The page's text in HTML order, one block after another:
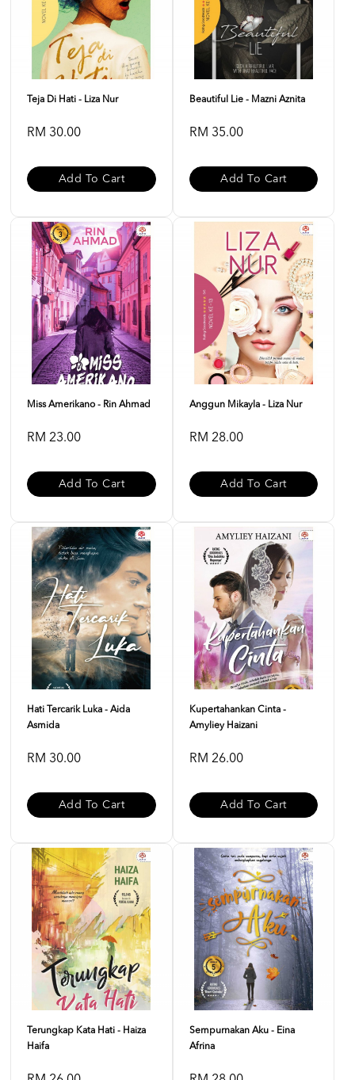
Teja Di Hati - Liza Nur
RM 30.00
Add To Cart
Beautiful Lie - Mazni Aznita
RM 35.00
Add To Cart
Miss Amerikano - Rin Ahmad
RM 23.00
Add To Cart
Anggun Mikayla - Liza Nur
RM 28.00
Add To Cart
Hati Tercarik Luka - Aida
Asmida
RM 30.00
Add To Cart
Kupertahankan Cinta -
Amyliey Haizani
RM 26.00
Add To Cart
Terungkap Kata Hati - Haiza
Haifa
Sempurnakan Aku - Eina
Afrina